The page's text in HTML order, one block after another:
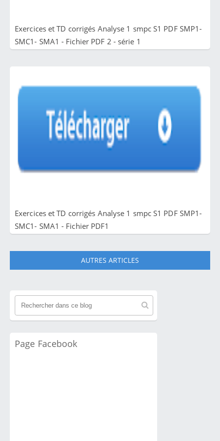
Exercices et TD corrigés Analyse 1 smpc S1 PDF SMP1-
SMC1- SMA1 - Fichier PDF 2 - série 1
Exercices et TD corrigés Analyse 1 smpc S1 PDF SMP1-
SMC1- SMA1 - Fichier PDF1
AUTRES ARTICLES
Page Facebook